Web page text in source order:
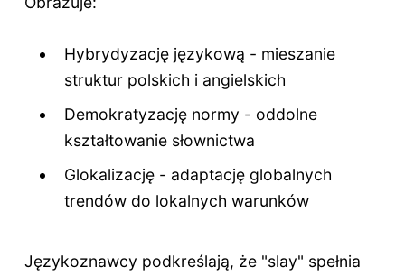
Hybrydyzację językową - mieszanie
struktur polskich i angielskich
Demokratyzację normy - oddolne
kształtowanie słownictwa
Glokalizację - adaptację globalnych
trendów do lokalnych warunków
Językoznawcy podkreślają, że "slay" spełnia